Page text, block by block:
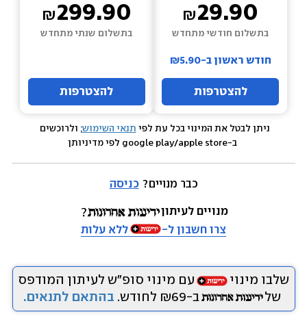
29.90
בתשלום חודשי מתחדש
חודש ראשון ב-₪5.90
להצטרפות
299.90
בתשלום שנתי מתחדש
להצטרפות
ניתן לבטל את המינוי בכל עת לפי תנאי השימוש; ולרוכשים
כבר מנויים? כניסה
מנויים לעיתון
צרו חשבון ל-
ללא עלות
שלבו מינוי
עם מינוי סופ״ש לעיתון המודפס
של
ב-₪69 לחודש. בהתאם לתנאים.